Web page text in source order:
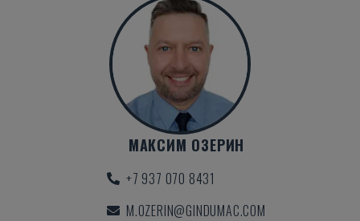
МАКСИМ ОЗЕРИН
+7 937 070 8431
M.OZERIN@GINDUMAC.COM